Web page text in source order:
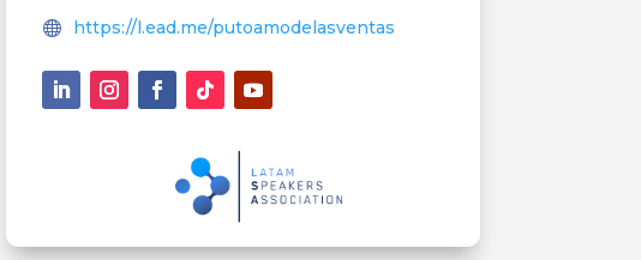
https://l.ead.me/putoamodelasventas